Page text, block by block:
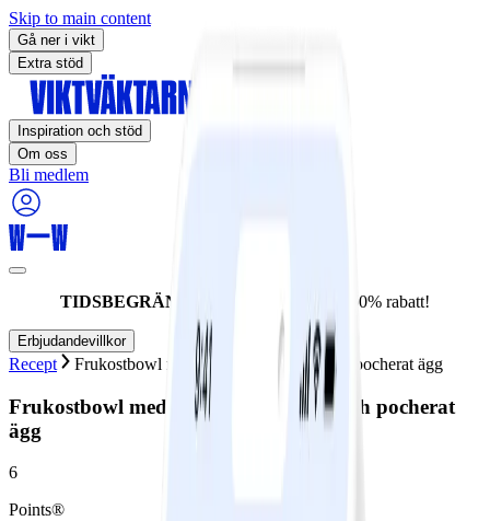
Skip to main content
Gå ner i vikt
Extra stöd
Inspiration och stöd
Om oss
Bli medlem
TIDSBEGRÄNSAT ERBJUDANDE: 60% rabatt!
Erbjudandevillkor
Recept Frukostbowl med grönkål, avokado och pocherat ägg
Frukostbowl med grönkål, avokado och pocherat
ägg
6
Points®